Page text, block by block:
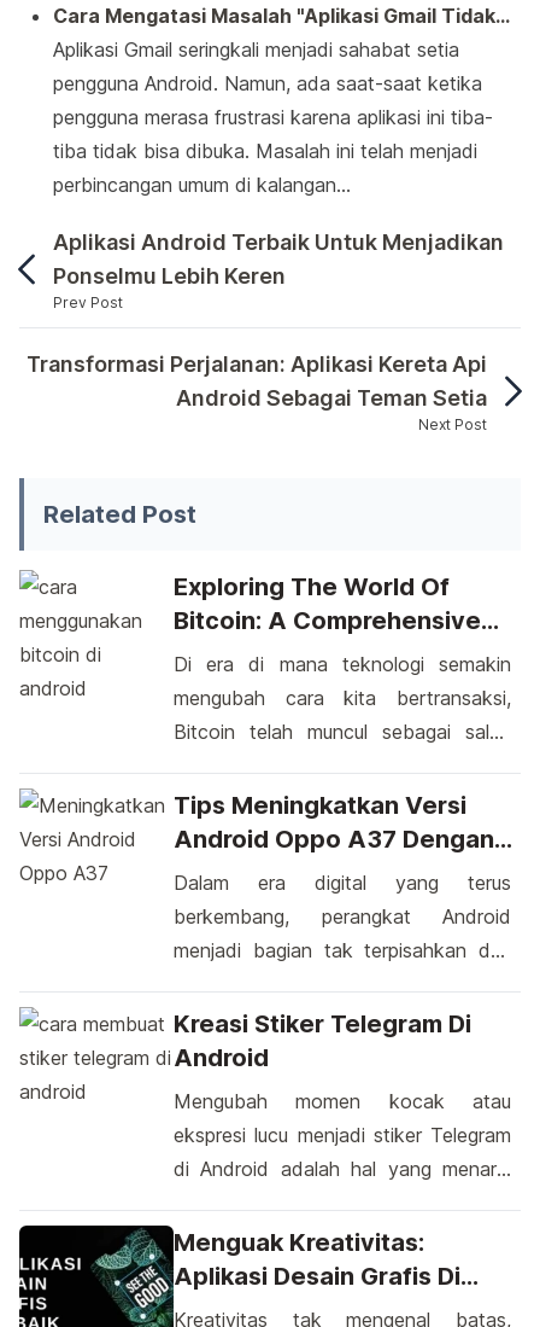
Cara Mengatasi Masalah "Aplikasi Gmail Tidak…
Aplikasi Gmail seringkali menjadi sahabat setia
pengguna Android. Namun, ada saat-saat ketika
pengguna merasa frustrasi karena aplikasi ini tiba-
tiba tidak bisa dibuka. Masalah ini telah menjadi
perbincangan umum di kalangan…
Aplikasi Android Terbaik Untuk Menjadikan
Ponselmu Lebih Keren
Prev Post
Minecraft merupakan salah satu permainan
Transformasi Perjalanan: Aplikasi Kereta Api
Android Sebagai Teman Setia
Next Post
Related Post
Exploring The World Of
Bitcoin: A Comprehensive
Guide To Using Bitcoin On
Android
Di era di mana teknologi semakin
mengubah cara kita bertransaksi,
Bitcoin telah muncul sebagai salah
paling menonjol. Namun, bagaimana
sebenarnya Anda dapat
Android Anda? Mari kita simak
bersama!. Menggunakan Bitcoin di
Android dapat menjadi pengalaman
Dengan banyaknya dompet Bitcoin
yang tersedia […]
Tips Meningkatkan Versi
Android Oppo A37 Dengan
Mudah
Dalam era digital yang terus
berkembang, perangkat Android
menjadi bagian tak terpisahkan dari
perangkat yang banyak digunakan
adalah Oppo A37 dengan sistem
menarik, banyak pengguna mungkin
bertanya-tanya tentang cara
meningkatkan versi Android pada
versi Android bisa membawa
segudang manfaat, seperti
peningkatan keamanan, […]
Kreasi Stiker Telegram Di
Android
Mengubah momen kocak atau
ekspresi lucu menjadi stiker Telegram
di Android adalah hal yang menarik
langkah sederhana yang dapat
membantu Anda mengungkapkan diri
Menguak Kreativitas:
Aplikasi Desain Grafis Di
Android
Kreativitas tak mengenal batas,